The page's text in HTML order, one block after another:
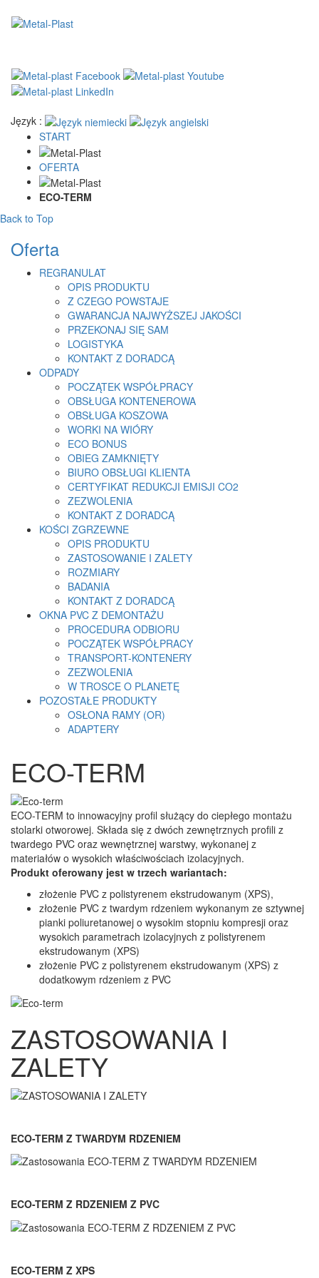
Język :
START
OFERTA
ECO-TERM
Back to Top
Oferta
REGRANULAT
OPIS PRODUKTU
Z CZEGO POWSTAJE
GWARANCJA NAJWYŻSZEJ JAKOŚCI
PRZEKONAJ SIĘ SAM
LOGISTYKA
KONTAKT Z DORADCĄ
ODPADY
POCZĄTEK WSPÓŁPRACY
OBSŁUGA KONTENEROWA
OBSŁUGA KOSZOWA
WORKI NA WIÓRY
ECO BONUS
OBIEG ZAMKNIĘTY
BIURO OBSŁUGI KLIENTA
CERTYFIKAT REDUKCJI EMISJI CO2
ZEZWOLENIA
KONTAKT Z DORADCĄ
KOŚCI ZGRZEWNE
OPIS PRODUKTU
ZASTOSOWANIE I ZALETY
ROZMIARY
BADANIA
KONTAKT Z DORADCĄ
OKNA PVC Z DEMONTAŻU
PROCEDURA ODBIORU
POCZĄTEK WSPÓŁPRACY
TRANSPORT-KONTENERY
ZEZWOLENIA
W TROSCE O PLANETĘ
POZOSTAŁE PRODUKTY
OSŁONA RAMY (OR)
ADAPTERY
ECO-TERM
ECO-TERM to innowacyjny profil służący do ciepłego montażu
stolarki otworowej. Składa się z dwóch zewnętrznych profili z
twardego PVC oraz wewnętrznej warstwy, wykonanej z
materiałów o wysokich właściwościach izolacyjnych.
Produkt oferowany jest w trzech wariantach:
złożenie PVC z polistyrenem ekstrudowanym (XPS),
złożenie PVC z twardym rdzeniem wykonanym ze sztywnej
pianki poliuretanowej o wysokim stopniu kompresji oraz
wysokich parametrach izolacyjnych z polistyrenem
ekstrudowanym (XPS)
złożenie PVC z polistyrenem ekstrudowanym (XPS) z
dodatkowym rdzeniem z PVC
ZASTOSOWANIA I
ZALETY
ECO-TERM Z TWARDYM RDZENIEM
ECO-TERM Z RDZENIEM Z PVC
ECO-TERM Z XPS